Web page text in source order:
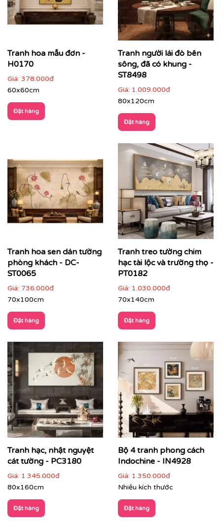
: tạo điểm nhấn sang trọng, ấm áp, dễ
thu hút ánh nhìn ngay từ cửa ra vào.
✔ Phòng ngủ: nhẹ nhàng, thư thái, giúp không gian
nghỉ ngơi thêm tinh tế.
Tranh hoa mẫu đơn -
H0170
Giá: 378.000đ
60x60cm
Đặt hàng
Tranh người lái đò bên
sông, đã có khung -
ST8498
Giá: 1.009.000đ
80x120cm
Đặt hàng
Tranh hoa sen dán tường
phòng khách - DC-
ST0065
Giá: 736.000đ
70x100cm
Đặt hàng
Tranh treo tường chim
hạc tài lộc và trường thọ -
PT0182
Giá: 1.030.000đ
70x140cm
Đặt hàng
Tranh hạc, nhật nguyệt
cát tường - PC3180
Giá: 1.345.000đ
80x160cm
Đặt hàng
Bộ 4 tranh phong cách
Indochine - IN4928
Giá: 1.350.000đ
Nhiều kích thước
Đặt hàng